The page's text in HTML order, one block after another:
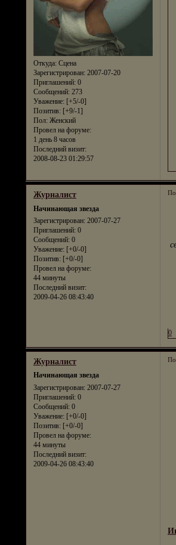
Откуда:Сцена
Зарегистрирован: 2007-07-20
Приглашений:0
Сообщений:273
Уважение: [+5/-0]
Позитив: [+9/-1]
Пол:Женский
Провел на форуме:
1 день 8 часов
Последний визит:
2008-08-23 01:29:57
Журналист
Начинающая звезда
Зарегистрирован: 2007-07-27
Приглашений:0
Сообщений:0
Уважение: [+0/-0]
Позитив: [+0/-0]
Провел на форуме:
44 минуты
Последний визит:
2009-04-26 08:43:40
0
Журналист
Начинающая звезда
Зарегистрирован: 2007-07-27
Приглашений:0
Сообщений:0
Уважение: [+0/-0]
Позитив: [+0/-0]
Провел на форуме:
44 минуты
Последний визит:
2009-04-26 08:43:40